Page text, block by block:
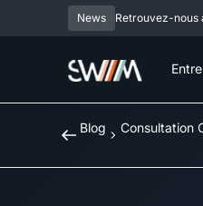
News Retrouvez-nous
Blog Consultation